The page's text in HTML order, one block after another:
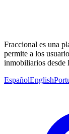
Fraccional es una
permite a los
inmobiliarios desde
EspañolEnglish